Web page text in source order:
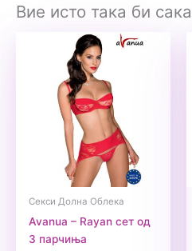
Вие исто така би
Секси Долна Облека
Avanua – Rayan сет од
3 парчиња